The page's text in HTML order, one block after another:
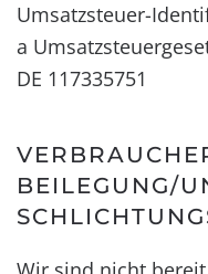
Umsatzsteuer-
a
DE 117335751
BEILEGUNG/